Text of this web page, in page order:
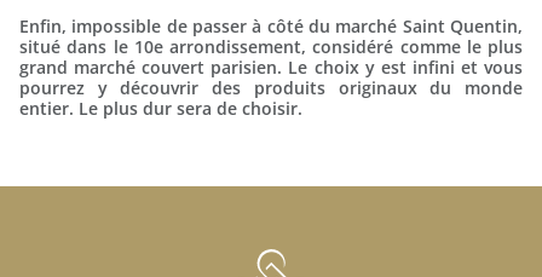
Enfin, impossible de passer à côté du marché Saint Quentin,
situé dans le 10e arrondissement, considéré comme le plus
grand marché couvert parisien. Le choix y est infini et vous
pourrez y découvrir des produits originaux du monde
entier. Le plus dur sera de choisir.